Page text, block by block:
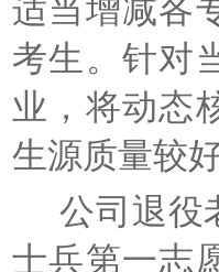
适当增减各
考生。针对
业，将动态
生源质量较
公司退役
士兵第一志